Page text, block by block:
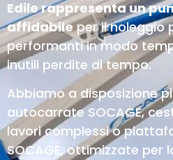
Edile rappresenta un
affidabileper il noleggio
performanti in modo
inutili perdite di tempo.
Abbiamo a disposizione
autocarrate SOCAGE,
lavori complessi o
SOCAGE, ottimizzate per